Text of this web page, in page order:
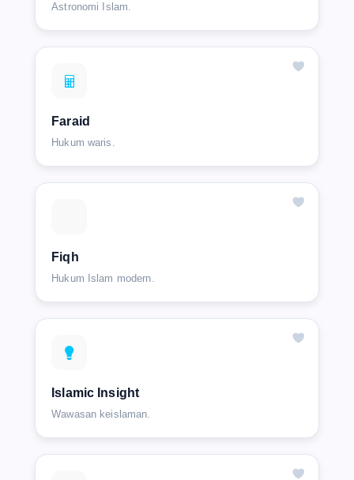
Astronomi Islam.
Faraid
Hukum waris.
Fiqh
Hukum Islam modern.
Islamic Insight
Wawasan keislaman.